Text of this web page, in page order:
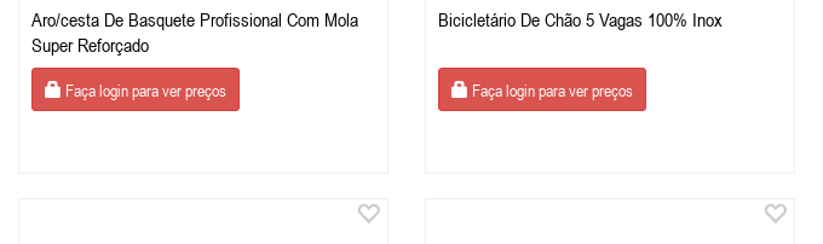
Aro/cesta De Basquete Profissional Com Mola
Super Reforçado
Faça login para ver preços
Bicicletário De Chão 5 Vagas 100% Inox
Faça login para ver preços